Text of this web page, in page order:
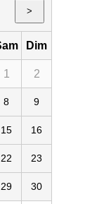
>
Dim
1 2
8 9
15 16
22 23
29 30